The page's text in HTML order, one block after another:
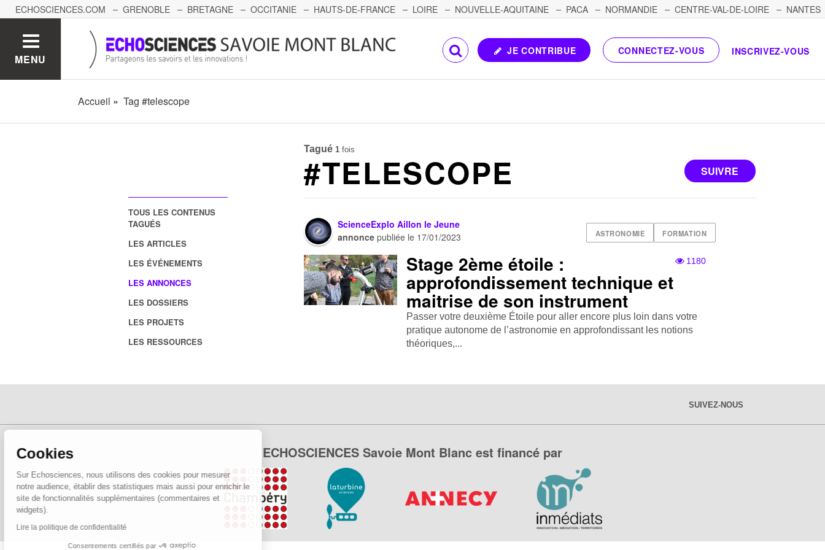
Cookies
Sur Echosciences, nous utilisons des cookies pour mesurer
notre audience, établir des statistiques mais aussi pour enrichir le
site de fonctionnalités supplémentaires (commentaires et
widgets).
Lire la politique de confidentialité
Consentements certifiés par
ECHOSCIENCES.COM GRENOBLE BRETAGNE OCCITANIE HAUTS-DE-FRANCE LOIRE NOUVELLE-AQUITAINE PACA NORMANDIE CENTRE-VAL-DE-LOIRE
NANTES
MENU
JE CONTRIBUE CONNECTEZ-VOUS INSCRIVEZ-VOUS
Accueil Tag #telescope
TOUS LES CONTENUS
TAGUÉS
LES ARTICLES
LES ÉVÉNEMENTS
LES ANNONCES
LES DOSSIERS
LES PROJETS
LES RESSOURCES
Tagué 1 fois
SUIVRE
#TELESCOPE
ASTRONOMIE FORMATION
ScienceExplo Aillon le Jeune
annonce publiée le 17/01/2023
1180
Stage 2ème étoile :
approfondissement technique et
maitrise de son instrument
Passer votre deuxième Étoile pour aller encore plus loin dans votre
pratique autonome de l’astronomie en approfondissant les notions
théoriques,...
SUIVEZ-NOUS
ECHOSCIENCES Savoie Mont Blanc est financé par